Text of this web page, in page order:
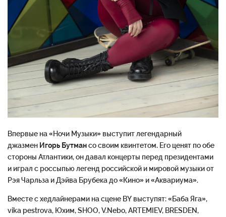
Впервые на «Ночи Музыки» выступит легендарный
джазмен Игорь Бутмансо своим квинтетом. Его ценят по обе
стороны Атлантики, он давал концерты перед президентами
и играл с россыпью легенд российской и мировой музыки от
Рэя Чарльза и Дэйва Брубека до «Кино» и «Аквариума».
Вместе с хедлайнерами на сцене BY выступят: «Баба Яга»,
vika pestrova, Юхим, SHOO, V.Nebo, ARTEMIEV, BRESDEN,